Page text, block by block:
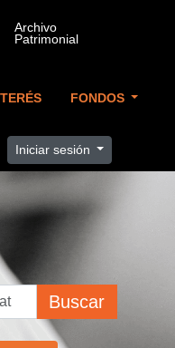
FONDOS
Iniciar sesión
Buscar